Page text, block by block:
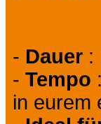
- Dauer :
- Tempo
in eurem